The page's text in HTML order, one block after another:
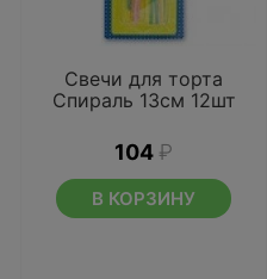
Свечи для торта
Спираль 13см 12шт
104 ₽
В КОРЗИНУ